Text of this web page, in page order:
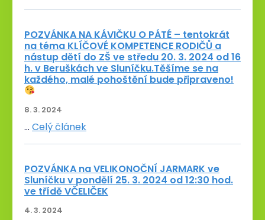
POZVÁNKA NA KÁVIČKU O PÁTÉ – tentokrát
na téma KLÍČOVÉ KOMPETENCE RODIČŮ a
nástup dětí do ZŠ ve středu 20. 3. 2024 od 16
h. v Beruškách ve Sluníčku.Těšíme se na
každého, malé pohoštění bude připraveno!
8. 3. 2024
… Celý článek
POZVÁNKA na VELIKONOČNÍ JARMARK ve
Sluníčku v pondělí 25. 3. 2024 od 12:30 hod.
ve třídě VČELIČEK
4. 3. 2024